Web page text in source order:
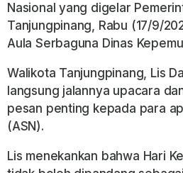
Nasional yang digelar
Tanjungpinang, Rabu (17/9/
Aula Serbaguna Dinas
Walikota Tanjungpinang, Lis
langsung jalannya upacara
pesan penting kepada para
(ASN).
Lis menekankan bahwa Hari